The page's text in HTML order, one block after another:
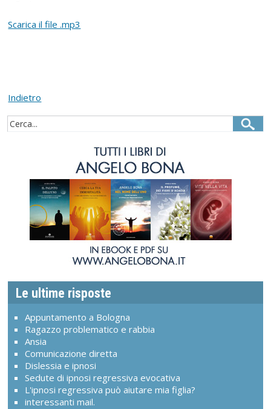
Scarica il file .mp3
Indietro
Le ultime risposte
Appuntamento a Bologna
Ragazzo problematico e rabbia
Ansia
Comunicazione diretta
Dislessia e ipnosi
Sedute di ipnosi regressiva evocativa
L'ipnosi regressiva può aiutare mia figlia?
interessanti mail.